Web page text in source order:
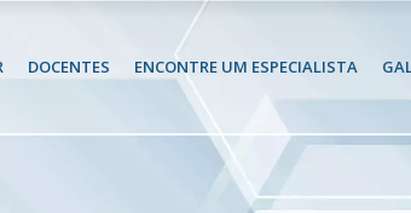
DOCENTES ENCONTRE UM ESPECIALISTA